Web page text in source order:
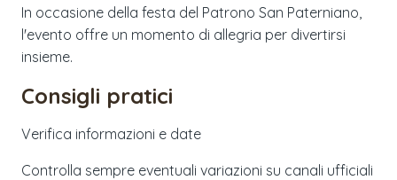
In occasione della festa del Patrono San Paterniano,
l'evento offre un momento di allegria per divertirsi
insieme.
Consigli pratici
Verifica informazioni e date
Controlla sempre eventuali variazioni su canali ufficiali